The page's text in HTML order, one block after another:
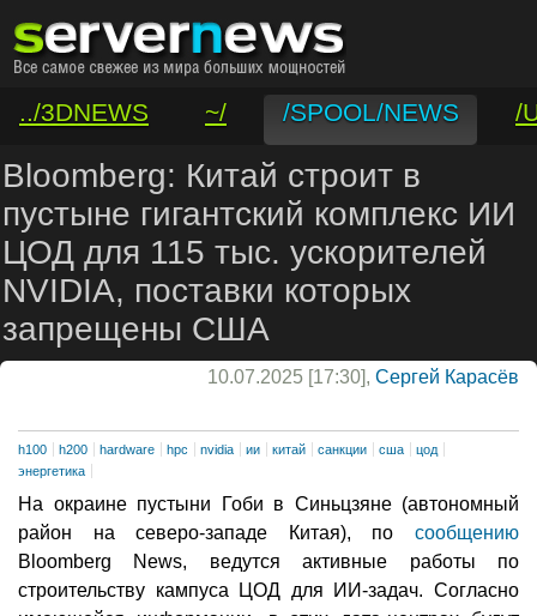
../3DNEWS ~/ /SPOOL/NEWS
/
/VAR/CONTACT
Bloomberg: Китай строит в
пустыне гигантский комплекс ИИ
ЦОД для 115 тыс. ускорителей
NVIDIA, поставки которых
запрещены США
10.07.2025 [17:30], Сергей Карасёв
h100 h200 hardware hpc nvidia ии китай санкции сша
цод
энергетика
На окраине пустыни Гоби в Синьцзяне (автономный
район на северо-западе Китая), по сообщению
Bloomberg News, ведутся активные работы по
строительству кампуса ЦОД для ИИ-задач. Согласно